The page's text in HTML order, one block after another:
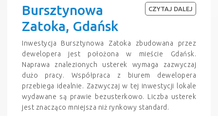
Bursztynowa
Zatoka, Gdańsk
Inwestycja Bursztynowa Zatoka zbudowana przez
dewelopera jest położona w mieście Gdańsk.
Naprawa znalezionych usterek wymaga zazwyczaj
dużo pracy. Współpraca z biurem dewelopera
przebiega idealnie. Zazwyczaj w tej inwestycji lokale
wydawane są prawie bezusterkowo. Liczba usterek
jest znacząco mniejsza niż rynkowy standard.
CZYTAJ DALEJ